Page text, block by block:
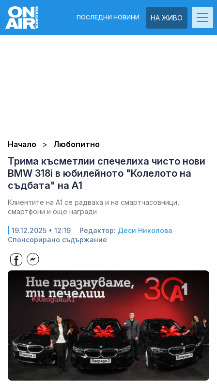
НА ЖИВО
ПОСЛЕДНИ НОВИНИ
Начало Любопитно
Трима късметлии спечелиха чисто нови
BMW 318i в юбилейното "Колелото на
съдбата" на А1
Клиентите на А1 се радваха и на смартчасовници,
смартфони и още награди
19.12.2025 • 12:19 Редактор: Деси Николова
Спонсорирано съдържание